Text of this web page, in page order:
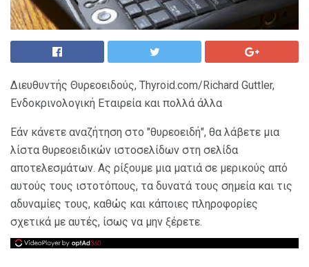
Διευθυντής Θυρεοειδούς, Thyroid.com/Richard Guttler,
Ενδοκρινολογική Εταιρεία και πολλά άλλα
Εάν κάνετε αναζήτηση στο "θυρεοειδή", θα λάβετε μια
λίστα θυρεοειδικών ιστοσελίδων στη σελίδα
αποτελεσμάτων. Ας ρίξουμε μια ματιά σε μερικούς από
αυτούς τους ιστοτόπους, τα δυνατά τους σημεία και τις
αδυναμίες τους, καθώς και κάποιες πληροφορίες
σχετικά με αυτές, ίσως να μην ξέρετε.